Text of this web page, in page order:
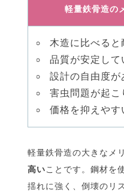
軽量鉄骨造の
木造に比べると
品質が安定して
設計の自由度が
害虫問題が起こ
価格を抑えやす
軽量鉄骨造の大きなメ
高いことです。鋼材を
揺れに強く、倒壊のリ